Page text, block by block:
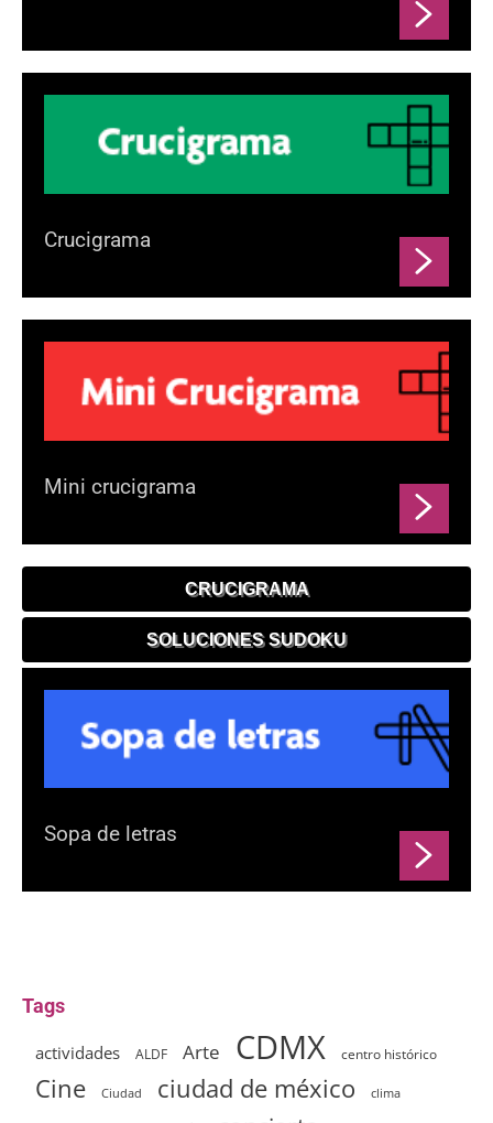
Crucigrama
Mini crucigrama
CRUCIGRAMA
SOLUCIONES SUDOKU
Sopa de letras
Tags
actividades ALDF Arte CDMX centro histórico
Cine Ciudad ciudad de méxico clima